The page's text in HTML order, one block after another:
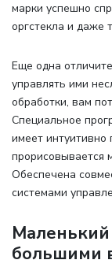
марки успешно
оргстекла и даже
Еще одна
управлять ими
обработки, вам
Специальное
имеет
прорисовывается
Обеспечена
системами
большими